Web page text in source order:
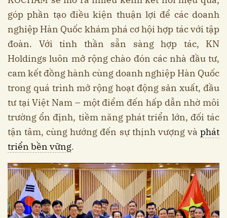
góp phần tạo điều kiện thuận lợi để các doanh
nghiệp Hàn Quốc khám phá cơ hội hợp tác với tập
đoàn. Với tinh thần sẵn sàng hợp tác, KN
Holdings luôn mở rộng chào đón các nhà đầu tư,
cam kết đồng hành cùng doanh nghiệp Hàn Quốc
trong quá trình mở rộng hoạt động sản xuất, đầu
tư tại Việt Nam – một điểm đến hấp dẫn nhờ môi
trường ổn định, tiềm năng phát triển lớn, đối tác
tận tâm, cùng hướng đến sự thịnh vượng và phát
triển bền vững.